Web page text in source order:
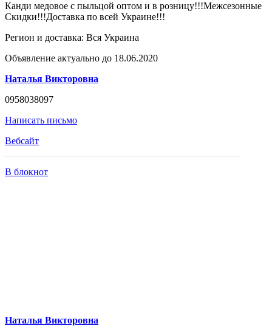
Канди медовое с пыльцой оптом и в розницу!!!Межсезонные
Скидки!!!Доставка по всей Украине!!!
Регион и доставка: Вся Украина
Объявление актуально до 18.06.2020
Наталья Викторовна
0958038097
Написать письмо
Вебсайт
В блокнот
Наталья Викторовна